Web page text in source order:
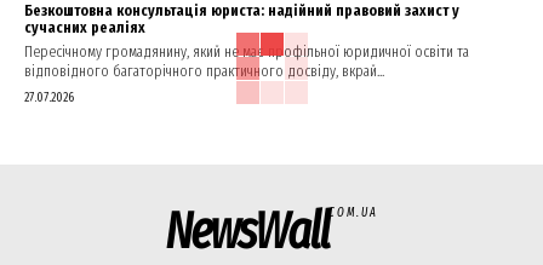
Безкоштовна консультація юриста: надійний правовий захист у
сучасних реаліях
Пересічному громадянину, який не має профільної юридичної освіти та
відповідного багаторічного практичного досвіду, вкрай...
27.07.2026
NewsWallCOM.UA